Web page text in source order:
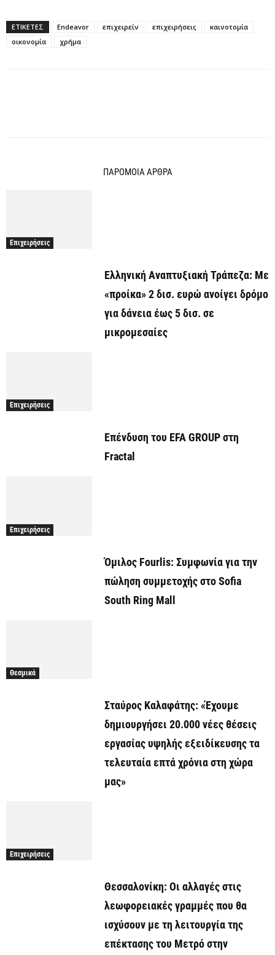
ΕΤΙΚΕΤΕΣ Endeavor επιχειρείν επιχειρήσεις
καινοτομία
οικονομία
χρήμα
ΠΑΡΟΜΟΙΑ ΑΡΘΡΑ
Επιχειρήσεις
Ελληνική Αναπτυξιακή Τράπεζα: Με
«προίκα» 2 δισ. ευρώ ανοίγει δρόμο
για δάνεια έως 5 δισ. σε
μικρομεσαίες
Επιχειρήσεις
Επένδυση του EFA GROUP στη
Fractal
Επιχειρήσεις
Όμιλος Fourlis: Συμφωνία για την
πώληση συμμετοχής στο Sofia
South Ring Mall
Θεσμικά
Σταύρος Καλαφάτης: «Έχουμε
δημιουργήσει 20.000 νέες θέσεις
εργασίας υψηλής εξειδίκευσης τα
τελευταία επτά χρόνια στη χώρα
μας»
Επιχειρήσεις
Θεσσαλονίκη: Οι αλλαγές στις
λεωφορειακές γραμμές που θα
ισχύσουν με τη λειτουργία της
επέκτασης του Μετρό στην